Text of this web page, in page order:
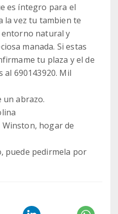
es íntegro para el
la vez tu tambien te
entorno natural y
manada. Si estas
tu plaza y el de
al 690143920. Mil
un abrazo.
hogar de
puede pedirmela por